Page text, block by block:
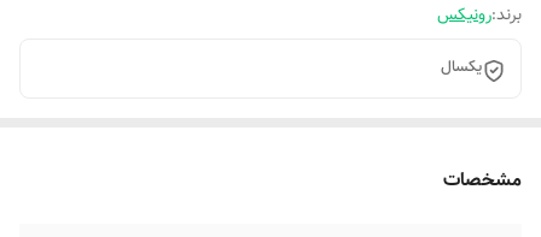
برند:رونیکس
یکسال
مشخصات